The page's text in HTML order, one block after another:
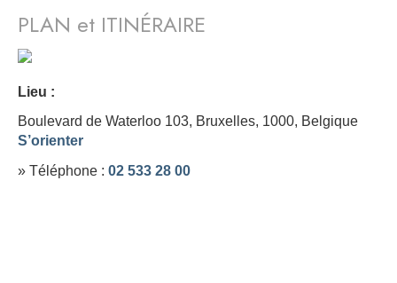
PLAN et ITINÉRAIRE
Lieu :
Boulevard de Waterloo 103, Bruxelles, 1000, Belgique
S’orienter
» Téléphone : 02 533 28 00